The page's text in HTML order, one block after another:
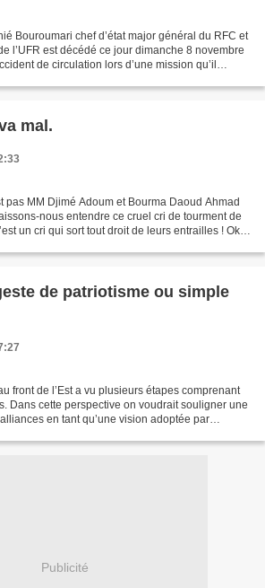
Bouroumari chef d’état major général du RFC et
l’UFR est décédé ce jour dimanche 8 novembre
de circulation lors d’une mission qu’il
mal.
pas MM Djimé Adoum et Bourma Daoud Ahmad
nous entendre ce cruel cri de tourment de
un cri qui sort tout droit de leurs entrailles ! Ok, v
de patriotisme ou simple
front de l’Est a vu plusieurs étapes comprenant
Dans cette perspective on voudrait souligner une
en tant qu’une vision adoptée par
Publicité